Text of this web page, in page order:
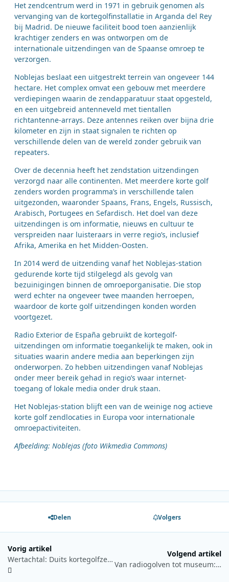
Het zendcentrum werd in 1971 in gebruik genomen als
vervanging van de kortegolfinstallatie in Arganda del Rey
bij Madrid. De nieuwe faciliteit bood toen aanzienlijk
krachtiger zenders en was ontworpen om de
internationale uitzendingen van de Spaanse omroep te
verzorgen.
Noblejas beslaat een uitgestrekt terrein van ongeveer 144
hectare. Het complex omvat een gebouw met meerdere
verdiepingen waarin de zendapparatuur staat opgesteld,
en een uitgebreid antenneveld met tientallen
richtantenne-arrays. Deze antennes reiken over bijna drie
kilometer en zijn in staat signalen te richten op
verschillende delen van de wereld zonder gebruik van
repeaters.
Over de decennia heeft het zendstation uitzendingen
verzorgd naar alle continenten. Met meerdere korte golf
zenders worden programma’s in verschillende talen
uitgezonden, waaronder Spaans, Frans, Engels, Russisch,
Arabisch, Portugees en Sefardisch. Het doel van deze
uitzendingen is om informatie, nieuws en cultuur te
verspreiden naar luisteraars in verre regio’s, inclusief
Afrika, Amerika en het Midden-Oosten.
In 2014 werd de uitzending vanaf het Noblejas-station
gedurende korte tijd stilgelegd als gevolg van
bezuinigingen binnen de omroeporganisatie. Die stop
werd echter na ongeveer twee maanden herroepen,
waardoor de korte golf uitzendingen konden worden
voortgezet.
Radio Exterior de España gebruikt de kortegolf-
uitzendingen om informatie toegankelijk te maken, ook in
situaties waarin andere media aan beperkingen zijn
onderworpen. Zo hebben uitzendingen vanaf Noblejas
onder meer bereik gehad in regio’s waar internet-
toegang of lokale media onder druk staan.
Het Noblejas-station blijft een van de weinige nog actieve
korte golf zendlocaties in Europa voor internationale
omroepactiviteiten.
Afbeelding: Noblejas (foto Wikmedia Commons)
Delen Volgers
Vorig artikel
Wertachtal: Duits kortegolfzendcomplex met internationale uitstraling
Volgend artikel
Van radiogolven tot museum: het verhaal van de langegolf uit Lahti